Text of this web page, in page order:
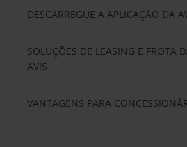
DESCARREGUE A APLICAÇÃO DA
SOLUÇÕES DE LEASING E FROTA
AVIS
VANTAGENS PARA